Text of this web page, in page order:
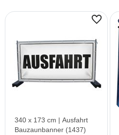
340 x 173 cm | Ausfahrt
Bauzaunbanner (1437)